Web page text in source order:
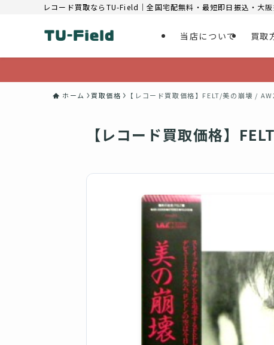
レコード買取ならTU-Field｜全国宅配無料・最短即日振込・大
当店について 買取
ホーム 買取価格 【レコード買取価格】FELT/美の崩壊 /
【レコード買取価格】